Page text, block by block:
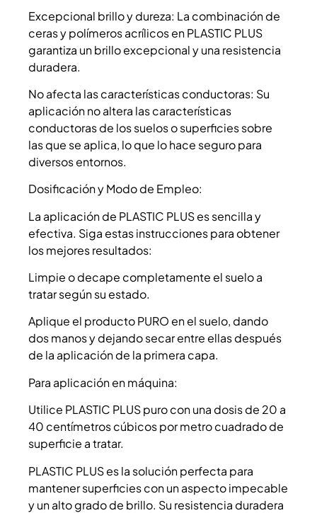
Excepcional brillo y dureza: La combinación de
ceras y polímeros acrílicos en PLASTIC PLUS
garantiza un brillo excepcional y una resistencia
duradera.
No afecta las características conductoras: Su
aplicación no altera las características
conductoras de los suelos o superficies sobre
las que se aplica, lo que lo hace seguro para
diversos entornos.
Dosificación y Modo de Empleo:
La aplicación de PLASTIC PLUS es sencilla y
efectiva. Siga estas instrucciones para obtener
los mejores resultados:
Limpie o decape completamente el suelo a
tratar según su estado.
Aplique el producto PURO en el suelo, dando
dos manos y dejando secar entre ellas después
de la aplicación de la primera capa.
Para aplicación en máquina:
Utilice PLASTIC PLUS puro con una dosis de 20 a
40 centímetros cúbicos por metro cuadrado de
superficie a tratar.
PLASTIC PLUS es la solución perfecta para
mantener superficies con un aspecto impecable
y un alto grado de brillo. Su resistencia duradera